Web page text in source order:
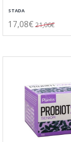
STADA
17,08€ 21,06€